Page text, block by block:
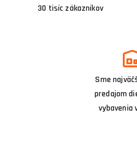
30 tisíc zákazníkov
Sme
predajom
vybavenia